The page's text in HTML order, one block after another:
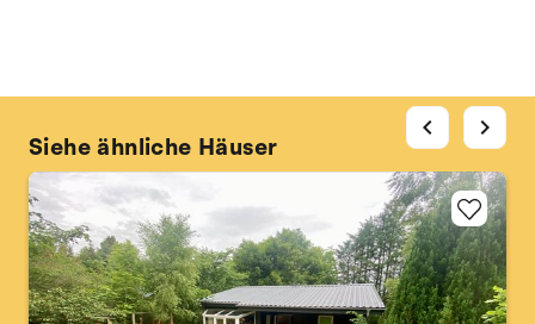
Siehe ähnliche Häuser
chevron_left chevron_right